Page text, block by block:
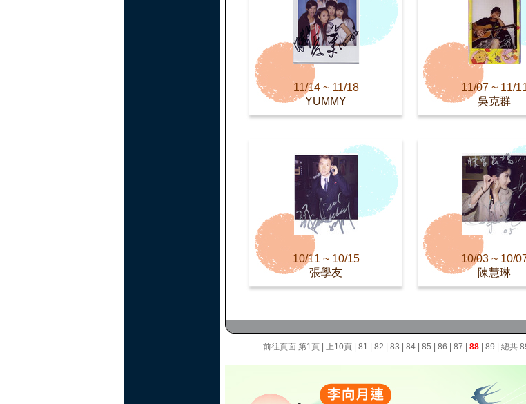
11/14 ~ 11/18
YUMMY
11/07 ~ 11/
吳克群
10/11 ~ 10/15
張學友
10/03 ~ 10/
陳慧琳
前往頁面 第1頁 上10頁 81 82 83 84 85 86 87 88 89 | 總共